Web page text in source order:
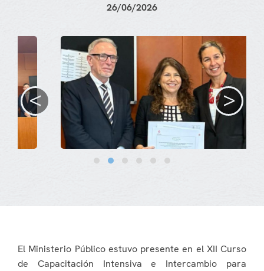
26/06/2026
< >
El Ministerio Público estuvo presente en el XII Curso
de Capacitación Intensiva e Intercambio para